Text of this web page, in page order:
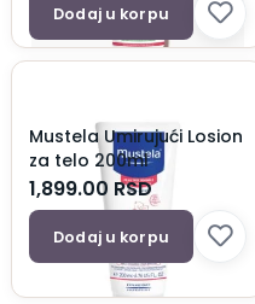
Dodaj u korpu
Mustela Umirujući Losion
za telo 200ml
1,899.00 RSD
Dodaj u korpu